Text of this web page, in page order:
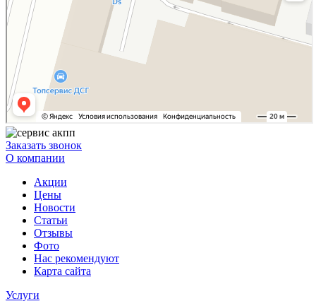
Заказать звонок
О компании
Акции
Цены
Новости
Статьи
Отзывы
Фото
Нас рекомендуют
Карта сайта
Услуги